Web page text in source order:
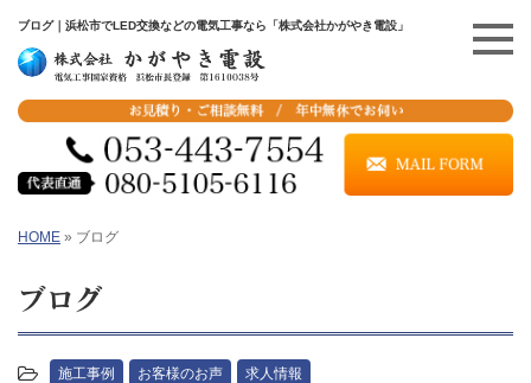
ブログ｜浜松市でLED交換などの電気工事なら「株式会社かがやき電設」
HOME » ブログ
ブログ
施工事例 お客様のお声 求人情報